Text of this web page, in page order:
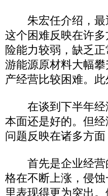
朱宏任介绍，最
这个困难反映在许
险能力较弱，缺乏
游能源原材料大幅
产经营比较困难。
在谈到下半年经
本面还是好的。但
问题反映在诸多方
首先是企业经营
格在不断上涨，侵
里表现得更为突出